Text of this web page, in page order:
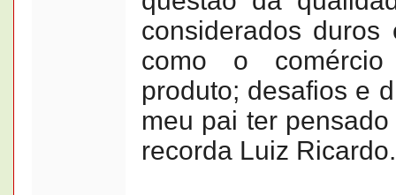
considerados
como o
produto; desafios e
meu pai ter
recorda Luiz Ricardo.